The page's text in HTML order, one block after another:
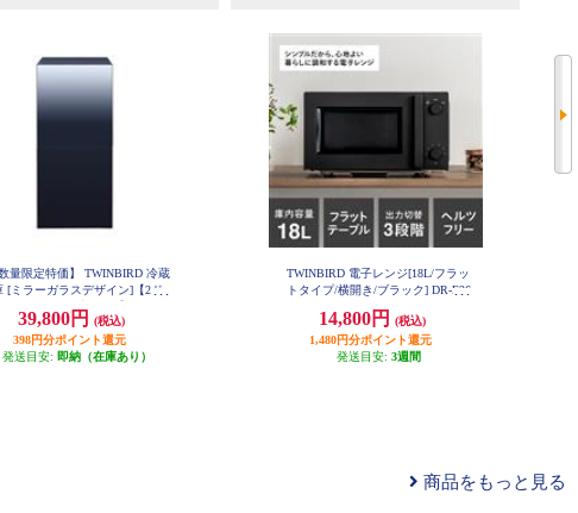
数量限定特価】 TWINBIRD 冷蔵
[ミラーガラスデザイン]【2ド
12B
39,800円
(税込)
398円分ポイント還元
発送目安: 即納（在庫あり）
TWINBIRD 電子レンジ[18L/フラッ
トタイプ/横開き/ブラック] DR-E26
14,800円
(税込)
1,480円分ポイント還元
発送目安: 3週間
商品をもっと見る